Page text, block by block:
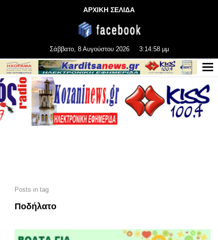
ΑΡΧΙΚΗ ΣΕΛΙΔΑ
Σάββατο, 8 Αυγούστου 2026 3:15:00 μμ
Posts in tag
Ποδήλατο